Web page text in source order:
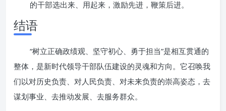
的干部选出来、用起来，激励先进，鞭策后进。
结语
“树立正确政绩观、坚守初心、勇于担当”是相互贯通的
整体，是新时代领导干部队伍建设的灵魂和方向。它召唤我
们以对历史负责、对人民负责、对未来负责的崇高姿态，去
谋划事业、去推动发展、去服务群众。